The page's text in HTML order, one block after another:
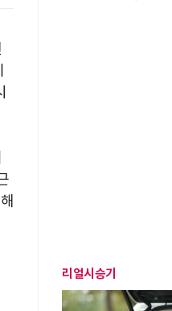
리얼시승기